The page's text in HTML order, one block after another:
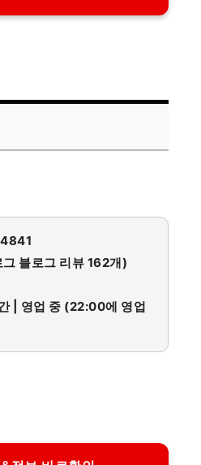
블로그 리뷰 162개)
| 영업 중 (22:00에 영업